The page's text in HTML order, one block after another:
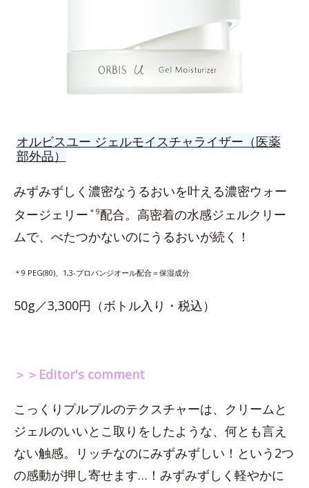
オルビスユー ジェルモイスチャライザー（医薬
部外品）
みずみずしく濃密なうるおいを叶える濃密ウォー
タージェリー ＊9配合。高密着の水感ジェルクリー
ムで、べたつかないのにうるおいが続く！
＊9 PEG(80)、1,3-プロパンジオール配合＝保湿成分
50g／3,300円（ボトル入り・税込）
＞＞Editor's comment
こっくりプルプルのテクスチャーは、クリームと
ジェルのいいとこ取りをしたような、何とも言え
ない触感。リッチなのにみずみずしい！という2つ
の感動が押し寄せます…！みずみずしく軽やかに